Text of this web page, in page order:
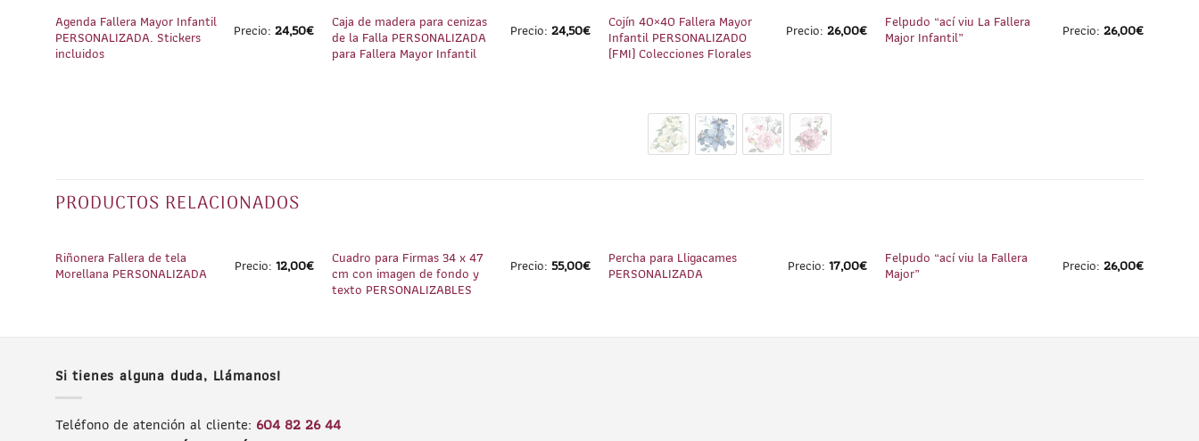
Agenda Fallera Mayor Infantil
PERSONALIZADA. Stickers
incluidos
Precio:24,50€ Caja de madera para cenizas
de la Falla PERSONALIZADA
para Fallera Mayor Infantil
Precio:24,50€ Cojín 40×40 Fallera Mayor
Infantil PERSONALIZADO
(FMI) Colecciones Florales
Precio:26,00€ Felpudo “ací viu La Fallera
Major Infantil” Precio:26,00€
PRODUCTOS RELACIONADOS
Riñonera Fallera de tela
Morellana PERSONALIZADA Precio:12,00€ Cuadro para Firmas 34 x 47
cm con imagen de fondo y
texto PERSONALIZABLES
Precio:55,00€ Percha para Lligacames
PERSONALIZADA Precio:17,00€ Felpudo “ací viu la Fallera
Major” Precio:26,00€
Si tienes alguna duda, Llámanos!
Teléfono de atención al cliente: 604 82 26 44